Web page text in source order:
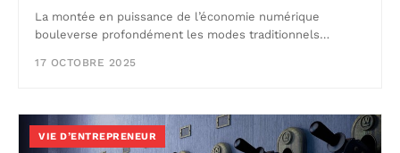
La montée en puissance de l’économie numérique
bouleverse profondément les modes traditionnels…
17 OCTOBRE 2025
VIE D’ENTREPRENEUR